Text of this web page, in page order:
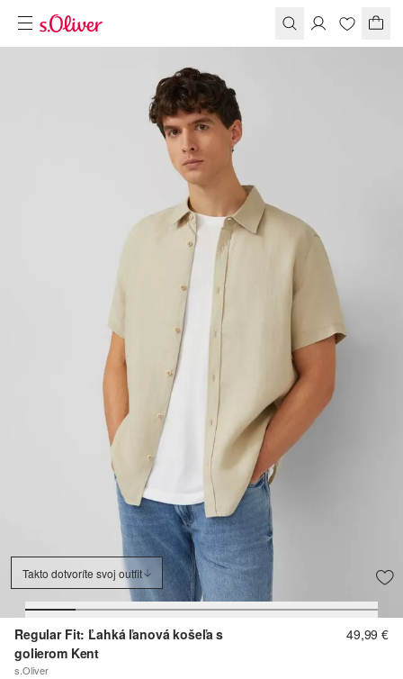
Takto dotvoríte svoj outfit
Regular Fit: Ľahká ľanová košeľa s
golierom Kent
s.Oliver
49,99 €